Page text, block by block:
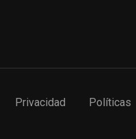
Privacidad Políticas